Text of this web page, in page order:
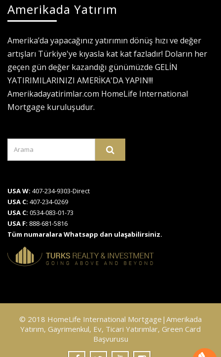
Amerikada Yatırım
Amerika’da yapacağınız yatırımın dönüş hızı ve değer
artışları Türkiye'ye kıyasla kat kat fazladır! Doların her
geçen gün değer kazandığı günümüzde GELİN
YATIRIMILARINIZI AMERİKA'DA YAPIN!!!
Amerikadayatirimlar.com HomeLife International
Mortgage kuruluşudur.
USA W: 407-234-9303-Direct
USA C: 407-234-0269
USA C: 0534-083-01-73
USA F: 888-681-5816
Tüm numaralara Whatsapp dan ulaşabilirsiniz.
© 2018 HomeLife International Mortgage|Amerikada
Yatırım, Gayrimenkul, Ev, Ticari Yatırımlar, Green Card
Başvurusu